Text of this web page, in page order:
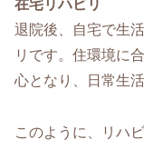
在宅リハビリ
退院後、自宅で生
リです。住環境に
心となり、日常生
このように、リハ